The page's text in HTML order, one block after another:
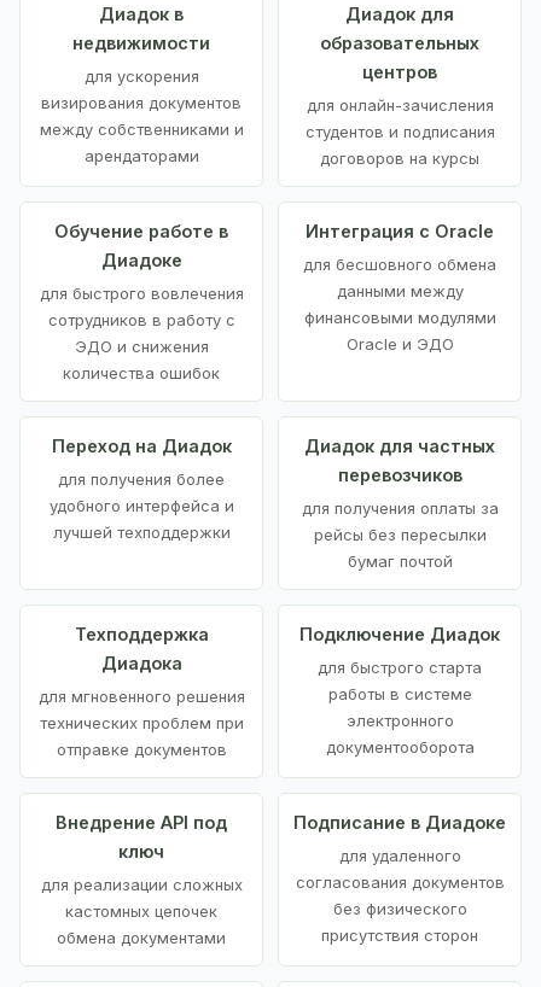
Диадок в
недвижимости
для ускорения
визирования документов
между собственниками и
арендаторами
Диадок для
образовательных
центров
для онлайн-зачисления
студентов и подписания
договоров на курсы
Обучение работе в
Диадоке
для быстрого вовлечения
сотрудников в работу с
ЭДО и снижения
количества ошибок
Интеграция с Oracle
для бесшовного обмена
данными между
финансовыми модулями
Oracle и ЭДО
Переход на Диадок
для получения более
удобного интерфейса и
лучшей техподдержки
Диадок для частных
перевозчиков
для получения оплаты за
рейсы без пересылки
бумаг почтой
Техподдержка
Диадока
для мгновенного решения
технических проблем при
отправке документов
Подключение Диадок
для быстрого старта
работы в системе
электронного
документооборота
Внедрение API под
ключ
для реализации сложных
кастомных цепочек
обмена документами
Подписание в Диадоке
для удаленного
согласования документов
без физического
присутствия сторон